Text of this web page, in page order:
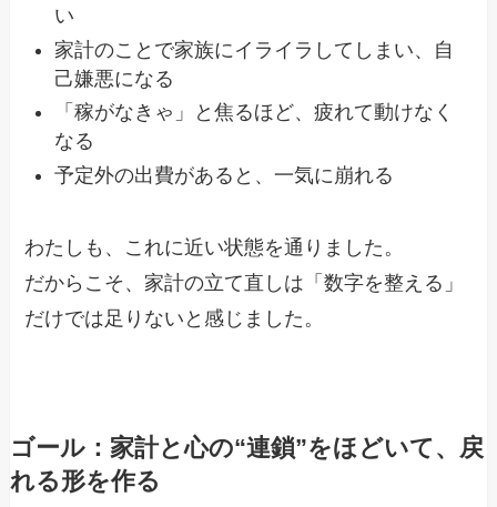
い
家計のことで家族にイライラしてしまい、自
己嫌悪になる
「稼がなきゃ」と焦るほど、疲れて動けなく
なる
予定外の出費があると、一気に崩れる
わたしも、これに近い状態を通りました。
だからこそ、家計の立て直しは「数字を整える」
だけでは足りないと感じました。
ゴール：家計と心の“連鎖”をほどいて、戻
れる形を作る